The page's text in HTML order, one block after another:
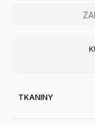
TKANINY